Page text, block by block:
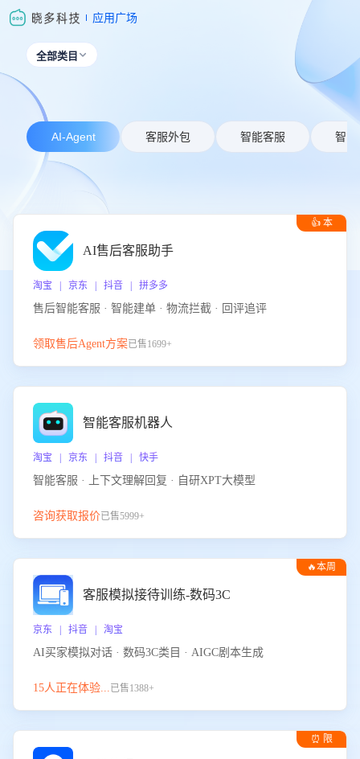
应用广场
全部类目 
AI-Agent 客服外包 智能客服 智能
👍 本
AI售后客服助手
淘宝 | 京东 | 抖音 | 拼多多
售后智能客服 · 智能建单 · 物流拦截 · 回评追评
领取售后Agent方案已售1699+
智能客服机器人
淘宝 | 京东 | 抖音 | 快手
智能客服 · 上下文理解回复 · 自研XPT大模型
咨询获取报价已售5999+
🔥本周
客服模拟接待训练-数码3C
京东 | 抖音 | 淘宝
AI买家模拟对话 · 数码3C类目 · AIGC剧本生成
15人正在体验...已售1388+
⏰ 限